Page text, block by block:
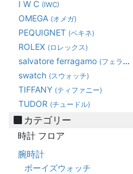
I W C (IWC)
OMEGA (オメガ)
PEQUIGNET (ペキネ)
ROLEX (ロレックス)
salvatore ferragamo (フェラガモ)
swatch (スウォッチ)
TIFFANY (ティファニー)
TUDOR (チュードル)
カテゴリー
時計 フロア
腕時計
ボーイズウォッチ